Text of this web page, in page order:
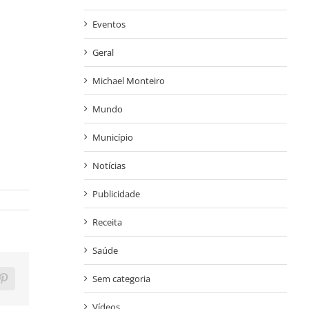
Pinterest
Eventos
Geral
Michael Monteiro
Mundo
Município
Notícias
Publicidade
Receita
Saúde
Sem categoria